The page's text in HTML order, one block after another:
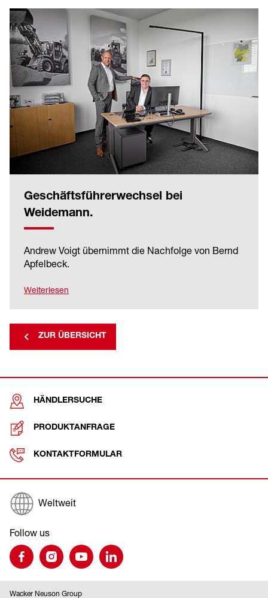
Geschäftsführerwechsel bei
Weidemann.
Andrew Voigt übernimmt die Nachfolge von Bernd
Apfelbeck.
Weiterlesen
ZUR ÜBERSICHT
HÄNDLERSUCHE
PRODUKTANFRAGE
KONTAKTFORMULAR
Weltweit
Follow us
Wacker Neuson Group